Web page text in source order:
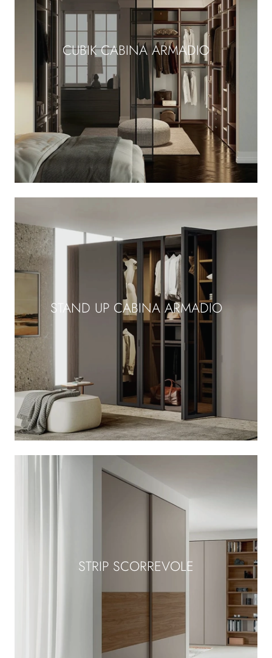
CUBIK CABINA ARMADIO
STAND UP CABINA ARMADIO
STRIP SCORREVOLE